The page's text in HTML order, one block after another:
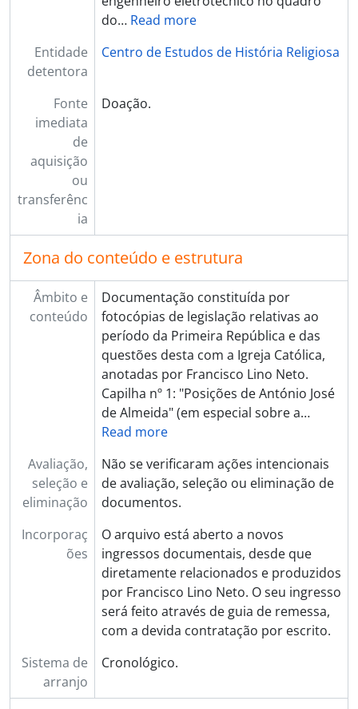
do… Read more
Entidade
detentora
Centro de Estudos de História Religiosa
Fonte
imediata
de
aquisição
ou
transferênc
ia
Doação.
Zona do conteúdo e estrutura
Âmbito e
conteúdo
Documentação constituída por
fotocópias de legislação relativas ao
período da Primeira República e das
questões desta com a Igreja Católica,
anotadas por Francisco Lino Neto.
Capilha nº 1: "Posições de António José
de Almeida" (em especial sobre a…
Read more
Avaliação,
seleção e
eliminação
Não se verificaram ações intencionais
de avaliação, seleção ou eliminação de
documentos.
Incorporaç
ões
O arquivo está aberto a novos
ingressos documentais, desde que
diretamente relacionados e produzidos
por Francisco Lino Neto. O seu ingresso
será feito através de guia de remessa,
com a devida contratação por escrito.
Sistema de
arranjo
Cronológico.